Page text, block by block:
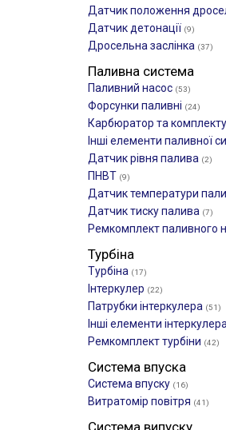
Датчик положення
Датчик детонації (9)
Дросельна заслінка (37)
Паливна система
Паливний насос (53)
Форсунки паливні (24)
Карбюратор та
Інші елементи паливної
Датчик рівня палива (2)
ПНВТ (9)
Датчик температури
Датчик тиску палива (7)
Ремкомплект паливного
Турбіна
Турбіна (17)
Інтеркулер (22)
Патрубки інтеркулера (51)
Інші елементи інтеркулера
Ремкомплект турбіни (42)
Система впуска
Система впуску (16)
Витратомір повітря (41)
Система випуску